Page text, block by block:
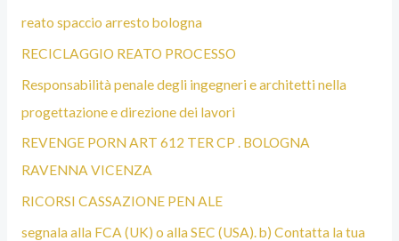
reato spaccio arresto bologna
RECICLAGGIO REATO PROCESSO
Responsabilità penale degli ingegneri e architetti nella
progettazione e direzione dei lavori
REVENGE PORN ART 612 TER CP . BOLOGNA
RAVENNA VICENZA
RICORSI CASSAZIONE PEN ALE
segnala alla FCA (UK) o alla SEC (USA). b) Contatta la tua